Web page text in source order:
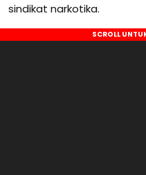
sindikat narkotika.